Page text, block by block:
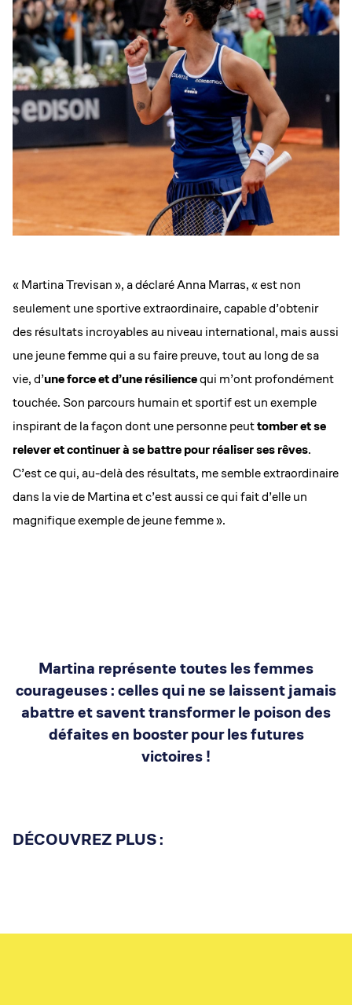
« Martina Trevisan », a déclaré Anna Marras, « est non
seulement une sportive extraordinaire, capable d’obtenir
des résultats incroyables au niveau international, mais aussi
une jeune femme qui a su faire preuve, tout au long de sa
vie, d’une force et d’une résiliencequi m’ont profondément
touchée. Son parcours humain et sportif est un exemple
inspirant de la façon dont une personne peuttomber et se
relever et continuer à se battre pour réaliser ses rêves.
C’est ce qui, au-delà des résultats, me semble extraordinaire
dans la vie de Martina et c’est aussi ce qui fait d’elle un
magnifique exemple de jeune femme ».
Martina représente toutes les femmes
courageuses : celles qui ne se laissent jamais
abattre et savent transformer le poison des
défaites en booster pour les futures
victoires !
DÉCOUVREZ PLUS :